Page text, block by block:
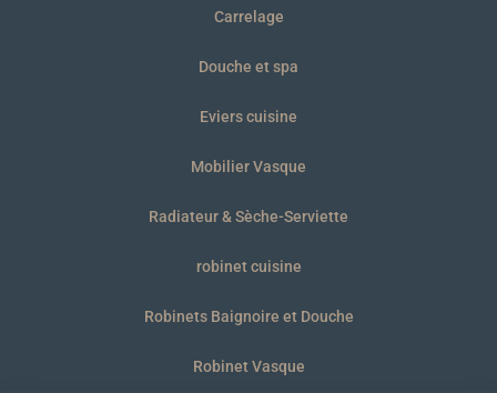
Carrelage
Douche et spa
Eviers cuisine
Mobilier Vasque
Radiateur & Sèche-Serviette
robinet cuisine
Robinets Baignoire et Douche
Robinet Vasque